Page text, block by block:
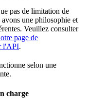
pas de limitation de
une philosophie et
Veuillez consulter
page de
l'API.
selon une
charge